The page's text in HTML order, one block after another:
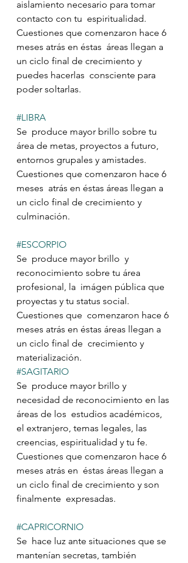
aislamiento necesario para tomar
contacto con tu  espiritualidad.
Cuestiones que comenzaron hace 6
meses atrás en éstas  áreas llegan a
un ciclo final de crecimiento y
puedes hacerlas  consciente para
poder soltarlas.
#LIBRA
Se  produce mayor brillo sobre tu
área de metas, proyectos a futuro,
entornos grupales y amistades.
Cuestiones que comenzaron hace 6
meses  atrás en éstas áreas llegan a
un ciclo final de crecimiento y
culminación.
#ESCORPIO
Se  produce mayor brillo  y
reconocimiento sobre tu área
profesional, la  imágen pública que
proyectas y tu status social.
Cuestiones que  comenzaron hace 6
meses atrás en éstas áreas llegan a
un ciclo final de  crecimiento y
materialización.
#SAGITARIO
Se  produce mayor brillo y
necesidad de reconocimiento en las
áreas de los  estudios académicos,
el extranjero, temas legales, las
creencias, espiritualidad y tu fe.
Cuestiones que comenzaron hace 6
meses atrás en  éstas áreas llegan a
un ciclo final de crecimiento y son
finalmente  expresadas.
#CAPRICORNIO
Se  hace luz ante situaciones que se
mantenían secretas, también